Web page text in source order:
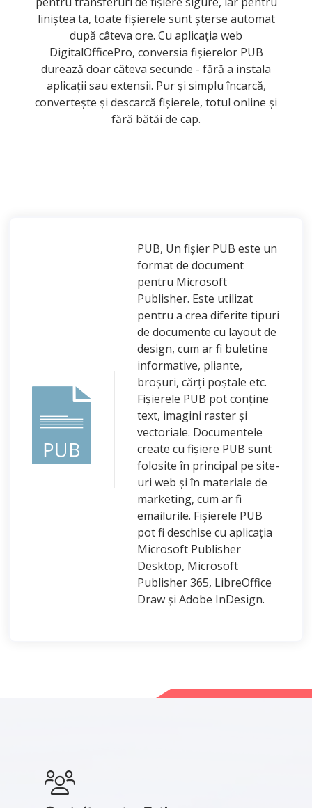
liniștea ta, toate fișierele sunt șterse automat
după câteva ore. Cu aplicația web
DigitalOfficePro, conversia fișierelor PUB
durează doar câteva secunde - fără a instala
aplicații sau extensii. Pur și simplu încarcă,
convertește și descarcă fișierele, totul online și
fără bătăi de cap.
PUB, Un fișier PUB este un
format de document
pentru Microsoft
Publisher. Este utilizat
pentru a crea diferite tipuri
de documente cu layout de
design, cum ar fi buletine
informative, pliante,
broșuri, cărți poștale etc.
Fișierele PUB pot conține
text, imagini raster și
vectoriale. Documentele
create cu fișiere PUB sunt
folosite în principal pe site-
uri web și în materiale de
marketing, cum ar fi
emailurile. Fișierele PUB
pot fi deschise cu aplicația
Microsoft Publisher
Desktop, Microsoft
Publisher 365, LibreOffice
Draw și Adobe InDesign.